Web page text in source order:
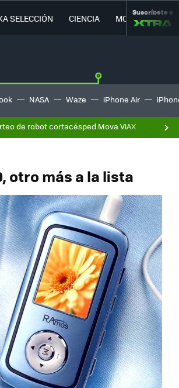
SELECCIÓN CIENCIA MOVILIDAD
Suscríbete a
NASA Waze iPhone Air
de robot cortacésped Mova ViAX
otro más a la lista